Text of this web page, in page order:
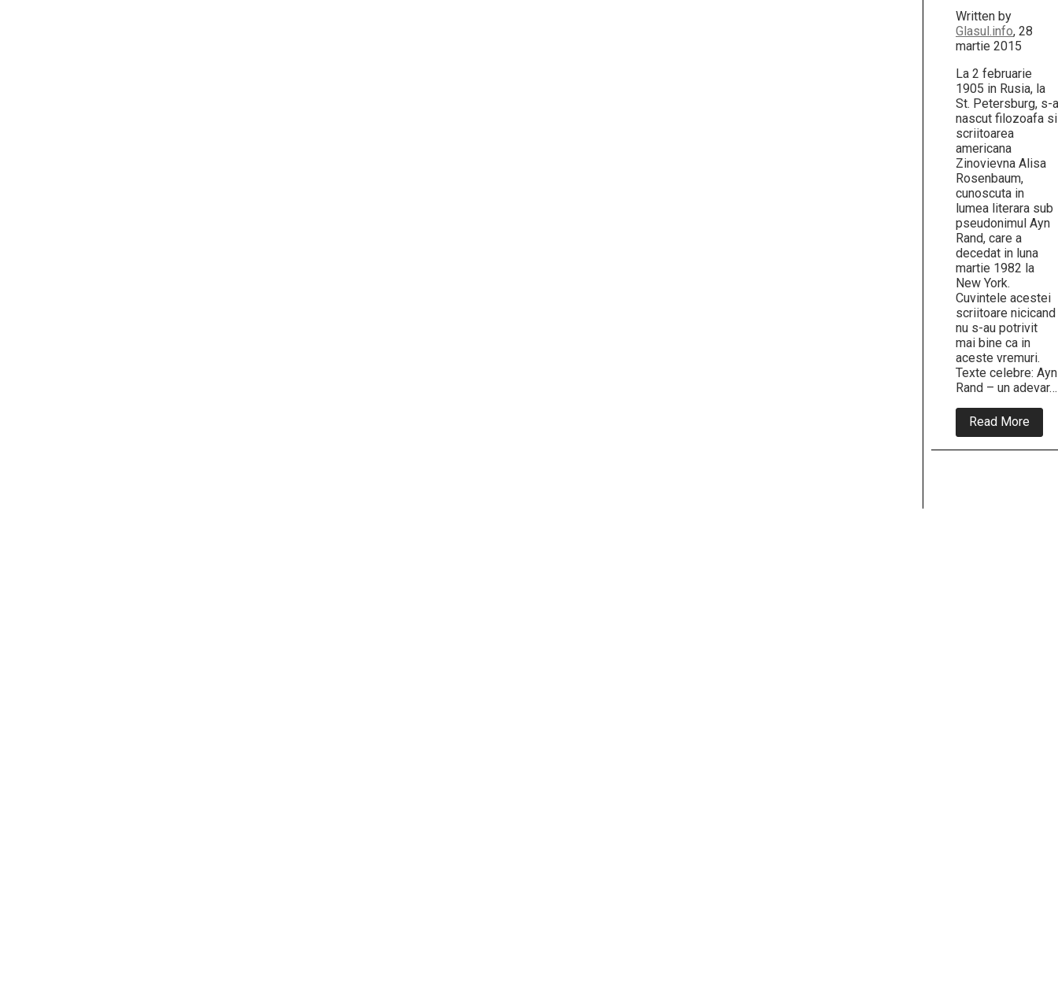
spre
nu
in
ci
Written by
Glasul.info, 28
martie 2015
La 2 februarie
1905 in Rusia, la
St. Petersburg, s-a
nascut filozoafa si
scriitoarea
americana
Zinovievna Alisa
Rosenbaum,
cunoscuta in
lumea literara sub
pseudonimul Ayn
Rand, care a
decedat in luna
martie 1982 la
New York.
Cuvintele acestei
scriitoare nicicand
nu s-au potrivit
mai bine ca in
aceste vremuri.
Texte celebre: Ayn
Rand – un adevar…
Read More